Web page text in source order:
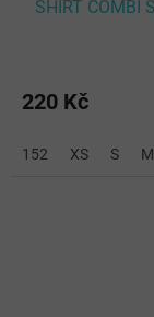
SHIRT COMBI
220 Kč
152 XS S M